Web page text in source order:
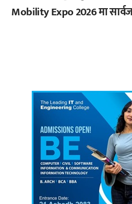
Mobility Expo 2026 मा